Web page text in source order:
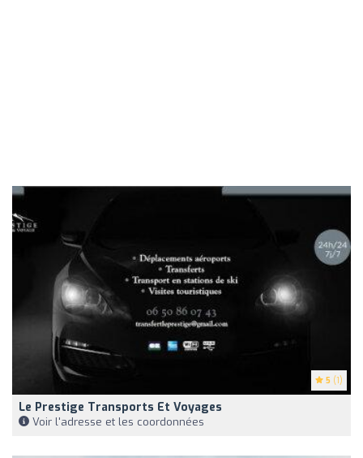
5 (1)
Le Prestige Transports Et Voyages
Voir l'adresse et les coordonnées